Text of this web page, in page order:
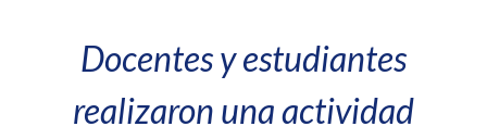
Docentes y estudiantes
realizaron una actividad